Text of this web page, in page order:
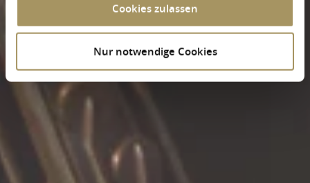
Cookies zulassen
Nur notwendige Cookies